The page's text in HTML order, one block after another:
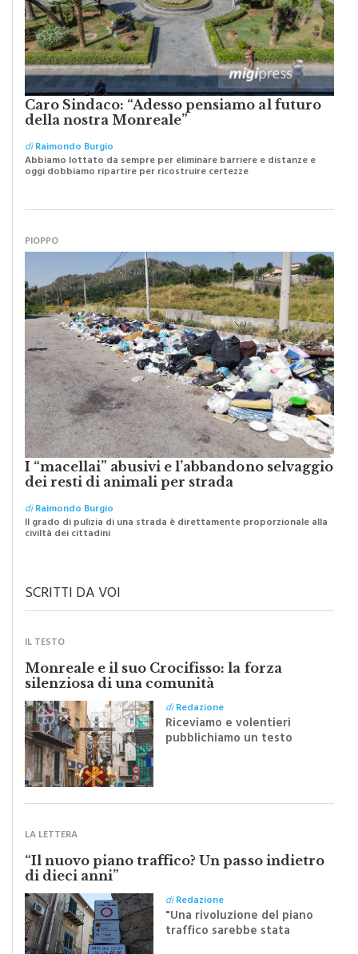
Caro Sindaco: “Adesso pensiamo al futuro
della nostra Monreale”
diRaimondo Burgio
Abbiamo lottato da sempre per eliminare barriere e distanze e
oggi dobbiamo ripartire per ricostruire certezze
I “macellai” abusivi e l’abbandono selvaggio
dei resti di animali per strada
diRaimondo Burgio
Il grado di pulizia di una strada è direttamente proporzionale alla
civiltà dei cittadini
Monreale e il suo Crocifisso: la forza
silenziosa di una comunità
diRedazione
Riceviamo e volentieri
pubblichiamo un testo
inviato dalla scrittrice
monrealese Mariella
“Il nuovo piano traffico? Un passo indietro
di dieci anni”
"Una rivoluzione del piano
traffico sarebbe stata
efficace se preceduta da
una rivoluzione culturale"